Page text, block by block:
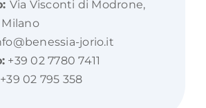
Via Visconti di Modrone,
Milano
jorio.it
+39 02 7780 7411
02 795 358